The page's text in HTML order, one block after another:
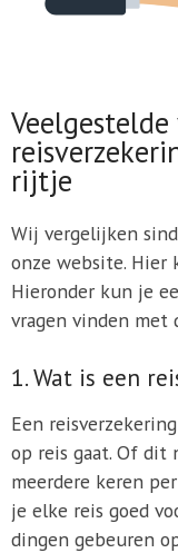
rijtje
Wij vergelijken
onze website. Hier
Hieronder kun je
vragen vinden met
1. Wat is een
Een
op reis gaat. Of dit
meerdere keren
je elke reis goed
dingen gebeuren